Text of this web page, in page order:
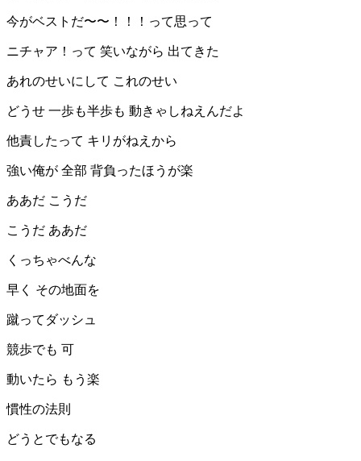
今がベストだ〜〜！！！って思って
ニチャア！って 笑いながら 出てきた
あれのせいにして これのせい
どうせ 一歩も半歩も 動きゃしねえんだよ
他責したって キリがねえから
強い俺が 全部 背負ったほうが楽
ああだ こうだ
こうだ ああだ
くっちゃべんな
早く その地面を
蹴ってダッシュ
競歩でも 可
動いたら もう楽
慣性の法則
どうとでもなる